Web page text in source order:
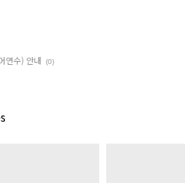
연수) 안내 (0)